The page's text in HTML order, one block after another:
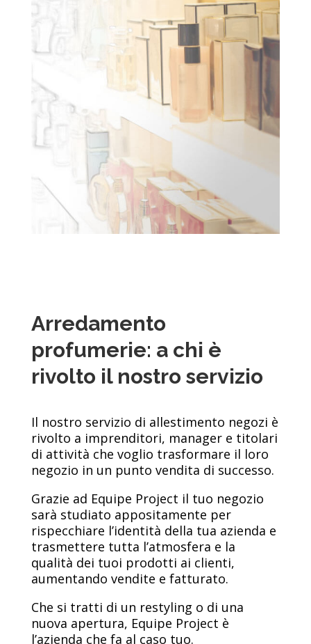
Arredamento
profumerie: a chi è
rivolto il nostro servizio
Il nostro servizio di allestimento negozi è
rivolto a imprenditori, manager e titolari
di attività che voglio trasformare il loro
negozio in un punto vendita di successo.
Grazie ad Equipe Project il tuo negozio
sarà studiato appositamente per
rispecchiare l’identità della tua azienda e
trasmettere tutta l’atmosfera e la
qualità dei tuoi prodotti ai clienti,
aumentando vendite e fatturato.
Che si tratti di un restyling o di una
nuova apertura, Equipe Project è
l’azienda che fa al caso tuo.